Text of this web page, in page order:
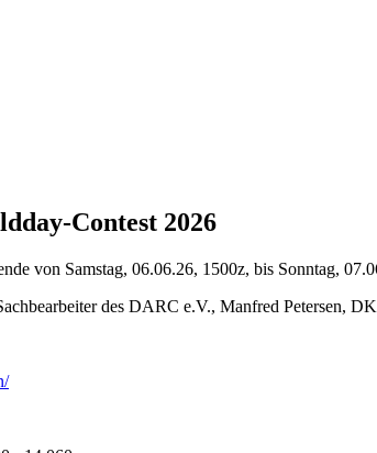
Contest 2026
von Samstag, 06.06.26, 1500z, bis Sonntag,
des DARC e.V., Manfred Petersen,